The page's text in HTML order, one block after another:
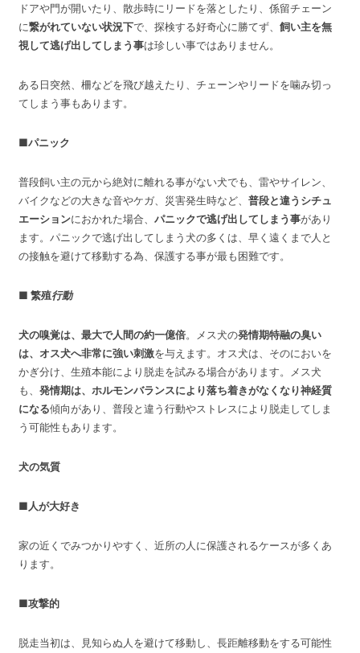
ドアや門が開いたり、散歩時にリードを落としたり、係留チェーン
に繋がれていない状況下で、探検する好奇心に勝てず、 飼い主を無
視して逃げ出してしまう事は珍しい事ではありません。
ある日突然、柵などを飛び越えたり、チェーンやリードを噛み切っ
てしまう事もあります。
■パニック
普段飼い主の元から絶対に離れる事がない犬でも、雷やサイレン、
バイクなどの大きな音やケガ、災害発生時など、 普段と違うシチュ
エーションにおかれた場合、 パニックで逃げ出してしまう事があり
ます。パニックで逃げ出してしまう犬の多くは、早く遠くまで人と
の接触を避けて移動する為、保護する事が最も困難です。
■ 繁殖行動
犬の嗅覚は、最大で人間の約一億倍。メス犬の発情期特融の臭い
は、オス犬へ非常に強い刺激を与えます。オス犬は、そのにおいを
かぎ分け、生殖本能により脱走を試みる場合があります。メス犬
も、 発情期は、ホルモンバランスにより落ち着きがなくなり神経質
になる傾向があり、普段と違う行動やストレスにより脱走してしま
う可能性もあります。
犬の気質
■人が大好き
家の近くでみつかりやすく、近所の人に保護されるケースが多くあ
ります。
■攻撃的
脱走当初は、見知らぬ人を避けて移動し、長距離移動をする可能性